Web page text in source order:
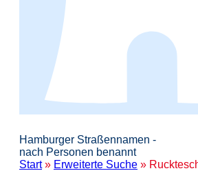
Hamburger Straßennamen -
nach Personen benannt
Start» Erweiterte Suche »